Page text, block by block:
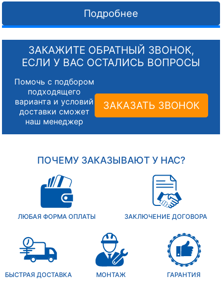
Подробнее
ЗАКАЖИТЕ ОБРАТНЫЙ ЗВОНОК,
ЕСЛИ У ВАС ОСТАЛИСЬ ВОПРОСЫ
Помочь с подбором
подходящего
варианта и условий
доставки сможет
наш менеджер
ЗАКАЗАТЬ ЗВОНОК
ПОЧЕМУ ЗАКАЗЫВАЮТ У НАС?
ЛЮБАЯ ФОРМА ОПЛАТЫ ЗАКЛЮЧЕНИЕ ДОГОВОРА
БЫСТРАЯ ДОСТАВКА МОНТАЖ ГАРАНТИЯ